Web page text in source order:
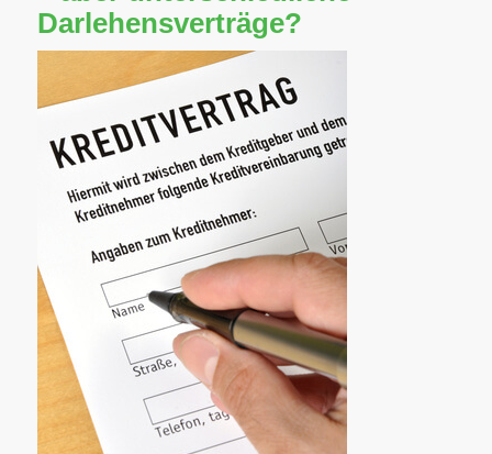
Darlehensverträge?